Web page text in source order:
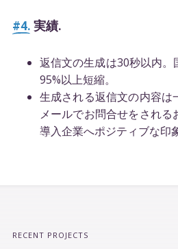
#4. 実績.
返信文の生成は30秒以内
95%以上短縮。
生成される返信文の内容は
メールでお問合せをされ
導入企業へポジティブな印
RECENT PROJECTS